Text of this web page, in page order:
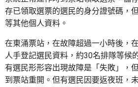
存已領取選票的選民的身分證號碼，
等其他個人資料。
在東涌票站，在故障超過一小時後，
人手登記選民資料，約30名排隊等候
有選民形形容出現故障是「失敗」，
到票站重開。但有選民因要返夜班，